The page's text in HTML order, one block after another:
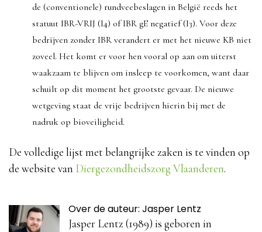
de (conventionele) rundveebeslagen in België reeds het
statuut IBR-VRIJ (I4) of IBR gE negatief (I3). Voor deze
bedrijven zonder IBR verandert er met het nieuwe KB niet
zoveel. Het komt er voor hen vooral op aan om uiterst
waakzaam te blijven om insleep te voorkomen, want daar
schuilt op dit moment het grootste gevaar. De nieuwe
wetgeving staat de vrije bedrijven hierin bij met de
nadruk op bioveiligheid.
De volledige lijst met belangrijke zaken is te vinden op
de website van Diergezondheidszorg Vlaanderen.
Over de auteur: Jasper Lentz
Jasper Lentz (1989) is geboren in